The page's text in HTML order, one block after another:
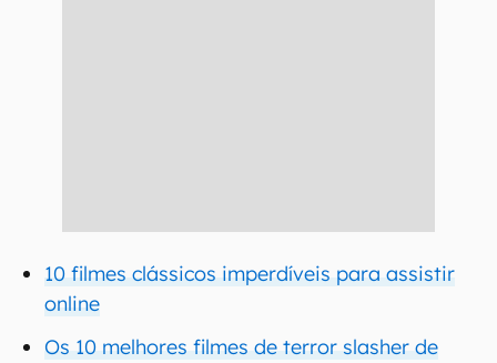
10 filmes clássicos imperdíveis para assistir
online
Os 10 melhores filmes de terror slasher de